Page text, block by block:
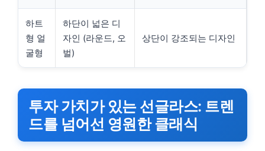
하트
형 얼
굴형
하단이 넓은 디
자인 (라운드, 오
벌)
상단이 강조되는 디자인
투자 가치가 있는 선글라스: 트렌
드를 넘어선 영원한 클래식